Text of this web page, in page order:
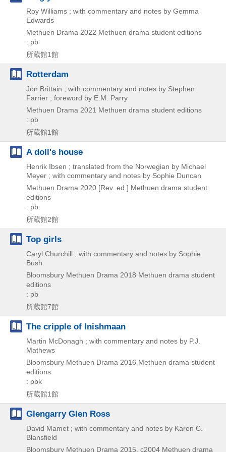
Roy Williams ; with commentary and notes by Gemma
Edwards
Methuen Drama 2022 Methuen drama student editions
: pb
所蔵館1館
Rotterdam
Jon Brittain ; with commentary and notes by Stephen
Farrier ; foreword by E.M. Parry
Methuen Drama 2021 Methuen drama student editions
: pb
所蔵館1館
A doll's house
Henrik Ibsen ; translated from the Norwegian by Michael
Meyer ; with commentary and notes by Sophie Duncan
Methuen Drama 2020 [Rev. ed.] Methuen drama student
editions
: pb
所蔵館2館
Top girls
Caryl Churchill ; with commentary and notes by Sophie
Bush
Bloomsbury Methuen Drama 2018 Methuen drama student
editions
: pb
所蔵館7館
The cripple of Inishmaan
Martin McDonagh ; with commentary and notes by P.J.
Mathews
Bloomsbury Methuen Drama 2016 Methuen drama student
editions
: pbk
所蔵館1館
Glengarry Glen Ross
David Mamet ; with commentary and notes by Karen C.
Blansfield
Bloomsbury Methuen Drama 2015, c2004 Methuen drama